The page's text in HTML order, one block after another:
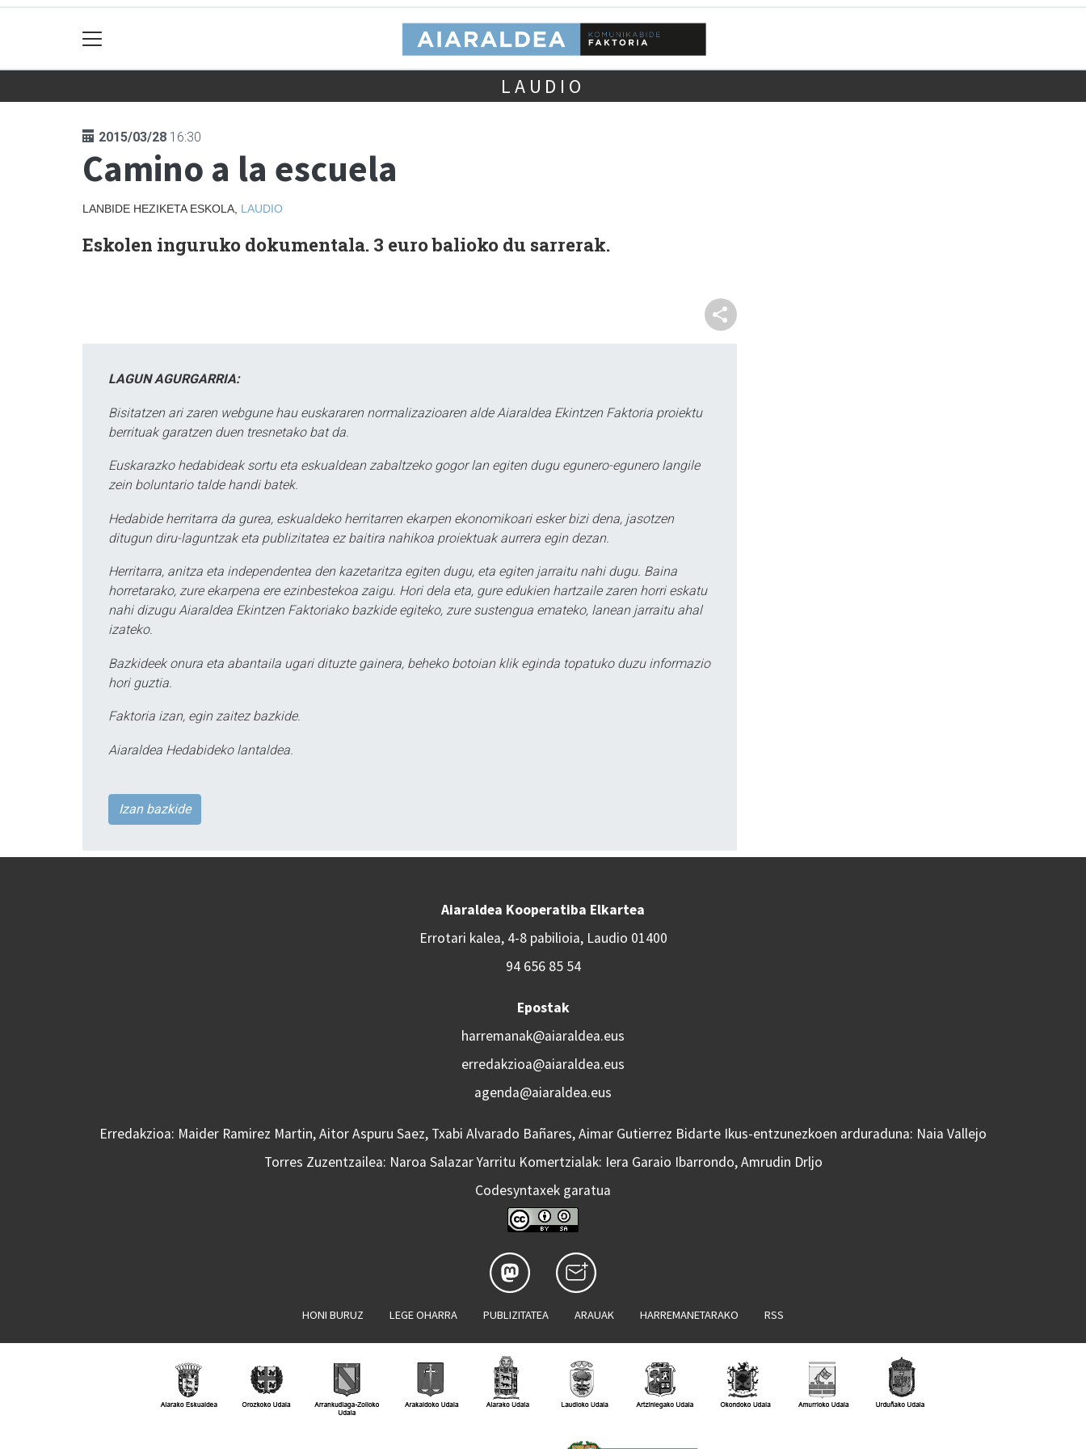
LAUDIO
2015/03/28 16:30
Camino a la escuela
LANBIDE HEZIKETA ESKOLA, LAUDIO
Eskolen inguruko dokumentala. 3 euro balioko du sarrerak.
LAGUN AGURGARRIA:
Bisitatzen ari zaren webgune hau euskararen normalizazioaren alde Aiaraldea Ekintzen Faktoria proiektu
berrituak garatzen duen tresnetako bat da.
Euskarazko hedabideak sortu eta eskualdean zabaltzeko gogor lan egiten dugu egunero-egunero langile
zein boluntario talde handi batek.
Hedabide herritarra da gurea, eskualdeko herritarren ekarpen ekonomikoari esker bizi dena, jasotzen
ditugun diru-laguntzak eta publizitatea ez baitira nahikoa proiektuak aurrera egin dezan.
Herritarra, anitza eta independentea den kazetaritza egiten dugu, eta egiten jarraitu nahi dugu. Baina
horretarako, zure ekarpena ere ezinbestekoa zaigu. Hori dela eta, gure edukien hartzaile zaren horri eskatu
nahi dizugu Aiaraldea Ekintzen Faktoriako bazkide egiteko, zure sustengua emateko, lanean jarraitu ahal
izateko.
Bazkideek onura eta abantaila ugari dituzte gainera, beheko botoian klik eginda topatuko duzu informazio
hori guztia.
Faktoria izan, egin zaitez bazkide.
Aiaraldea Hedabideko lantaldea.
Izan bazkide
Aiaraldea Kooperatiba Elkartea
Errotari kalea, 4-8 pabilioia, Laudio 01400
94 656 85 54
Epostak
harremanak@aiaraldea.eus
erredakzioa@aiaraldea.eus
agenda@aiaraldea.eus
Erredakzioa: Maider Ramirez Martin, Aitor Aspuru Saez, Txabi Alvarado Bañares, Aimar Gutierrez Bidarte Ikus-entzunezkoen arduraduna: Naia Vallejo
Torres Zuzentzailea: Naroa Salazar Yarritu Komertzialak: Iera Garaio Ibarrondo, Amrudin Drljo
Codesyntaxek garatua
HONI BURUZ LEGE OHARRA PUBLIZITATEA ARAUAK HARREMANETARAKO RSS